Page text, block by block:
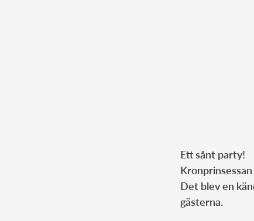
Ett sånt party!
Det blev en
gästerna.